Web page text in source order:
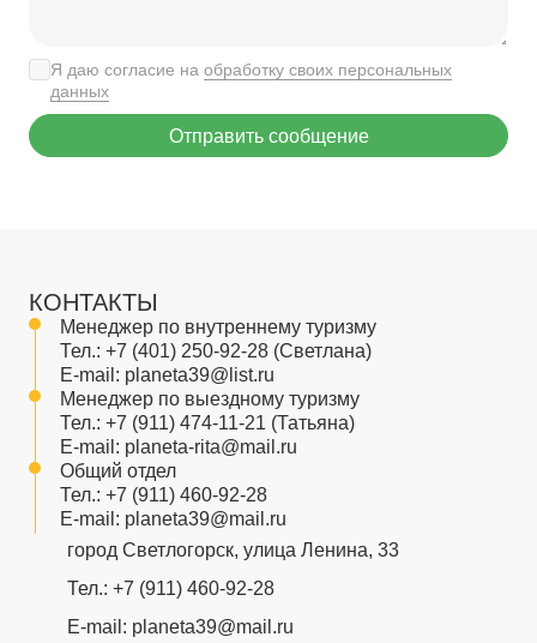
Я даю согласие на обработку своих персональных
данных
Отправить сообщение
КОНТАКТЫ
Менеджер по внутреннему туризму
Тел.: +7 (401) 250-92-28 (Светлана)
E-mail: planeta39@list.ru
Менеджер по выездному туризму
Тел.: +7 (911) 474-11-21 (Татьяна)
E-mail: planeta-rita@mail.ru
Общий отдел
Тел.: +7 (911) 460-92-28
E-mail: planeta39@mail.ru
город Светлогорск, улица Ленина, 33
Тел.: +7 (911) 460-92-28
E-mail: planeta39@mail.ru